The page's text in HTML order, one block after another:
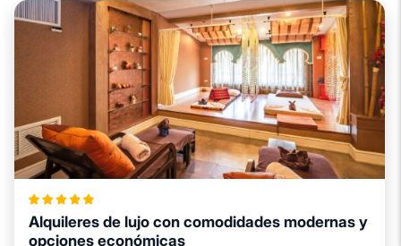
Alquileres de lujo con comodidades modernas y
opciones económicas